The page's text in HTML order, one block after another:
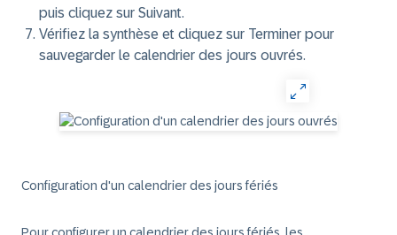
puis cliquez sur Suivant.
Vérifiez la synthèse et cliquez sur Terminer pour
sauvegarder le calendrier des jours ouvrés.
Configuration d'un calendrier des jours fériés